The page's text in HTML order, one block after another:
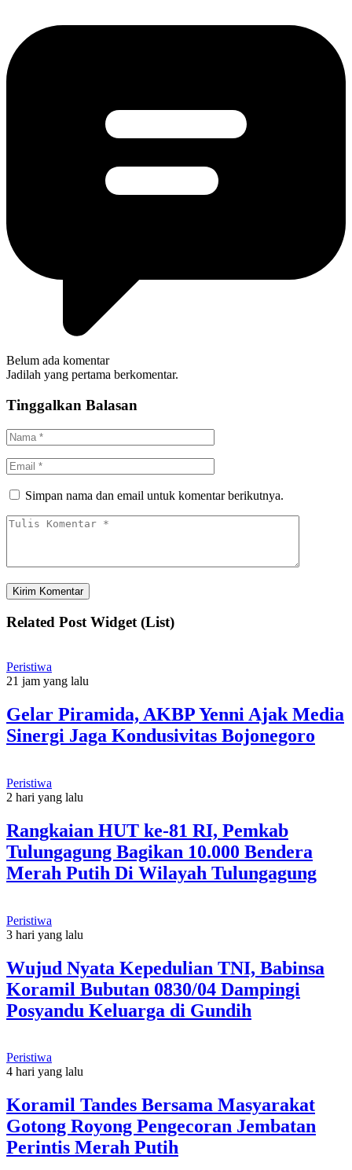
Belum ada komentar
Jadilah yang pertama berkomentar.
Tinggalkan Balasan
Simpan nama dan email untuk komentar berikutnya.
Related Post Widget (List)
Peristiwa
21 jam yang lalu
Gelar Piramida, AKBP Yenni Ajak Media
Sinergi Jaga Kondusivitas Bojonegoro
Peristiwa
2 hari yang lalu
Rangkaian HUT ke-81 RI, Pemkab
Tulungagung Bagikan 10.000 Bendera
Merah Putih Di Wilayah Tulungagung
Peristiwa
3 hari yang lalu
Wujud Nyata Kepedulian TNI, Babinsa
Koramil Bubutan 0830/04 Dampingi
Posyandu Keluarga di Gundih
Peristiwa
4 hari yang lalu
Koramil Tandes Bersama Masyarakat
Gotong Royong Pengecoran Jembatan
Perintis Merah Putih